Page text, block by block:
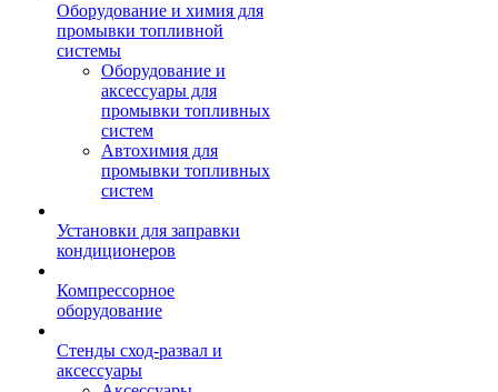
Оборудование и химия для
промывки топливной
системы
Оборудование и
аксессуары для
промывки топливных
систем
Автохимия для
промывки топливных
систем
Установки для заправки
кондиционеров
Компрессорное
оборудование
Стенды сход-развал и
аксессуары